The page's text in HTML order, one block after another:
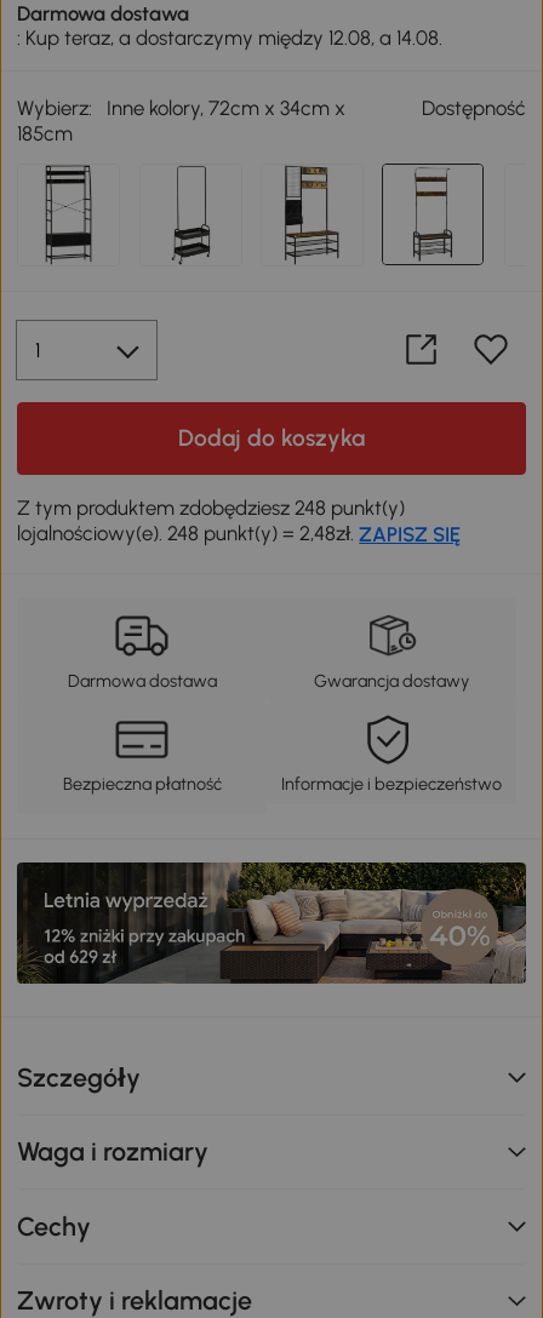
Darmowa dostawa
: Kup teraz, a dostarczymy między 12.08, a 14.08.
Wybierz:
Inne kolory, 72cm x 34cm x
185cm
Dostępność
Dodaj do koszyka
Z tym produktem zdobędziesz 248 punkt(y)
lojalnościowy(e). 248 punkt(y) = 2,48zł.ZAPISZ SIĘ
Darmowa dostawa Gwarancja dostawy
Bezpieczna płatność Informacje i bezpieczeństwo
Szczegóły
Waga i rozmiary
Cechy
Zwroty i reklamacje